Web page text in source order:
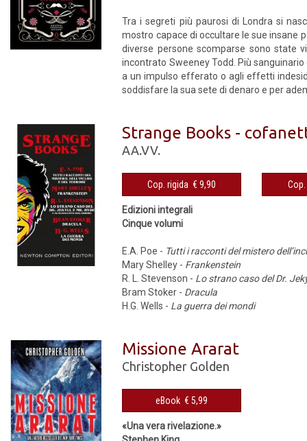
Tra i segreti più paurosi di Londra si
mostro capace di occultare le sue insane
diverse persone scomparse sono state
incontrato Sweeney Todd. Più
a un impulso efferato o agli effetti
soddisfare la sua sete di denaro e per
Strange Books -
AA.VV.
Cop. rigida € 9,90
Edizioni integrali
Cinque volumi
E.A. Poe - Tutti i racconti del mistero
Mary Shelley - Frankenstein
R. L. Stevenson - Lo strano caso del Dr.
Bram Stoker - Dracula
H.G. Wells - La guerra dei mondi
Missione Ararat
Christopher Golden
eBook € 5,99
«Una vera rivelazione.»